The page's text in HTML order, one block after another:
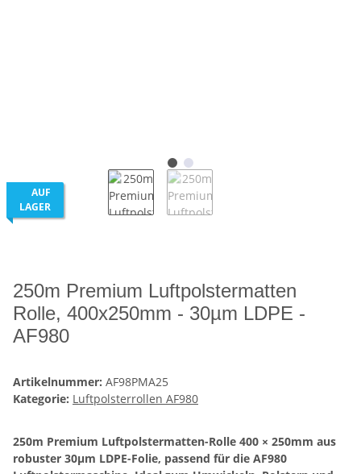
AUF
LAGER
250m Premium Luftpolstermatten
Rolle, 400x250mm - 30µm LDPE -
AF980
Artikelnummer: AF98PMA25
Kategorie: Luftpolsterrollen AF980
250m Premium Luftpolstermatten-Rolle 400 × 250mm aus
robuster 30µm LDPE-Folie, passend für die AF980